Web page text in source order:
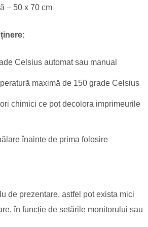
– 50 x 70 cm
Celsius automat sau manual
maximă de 150 grade Celsius
chimici ce pot decolora imprimeurile
înainte de prima folosire
de prezentare, astfel pot exista mici
în funcție de setările monitorului sau